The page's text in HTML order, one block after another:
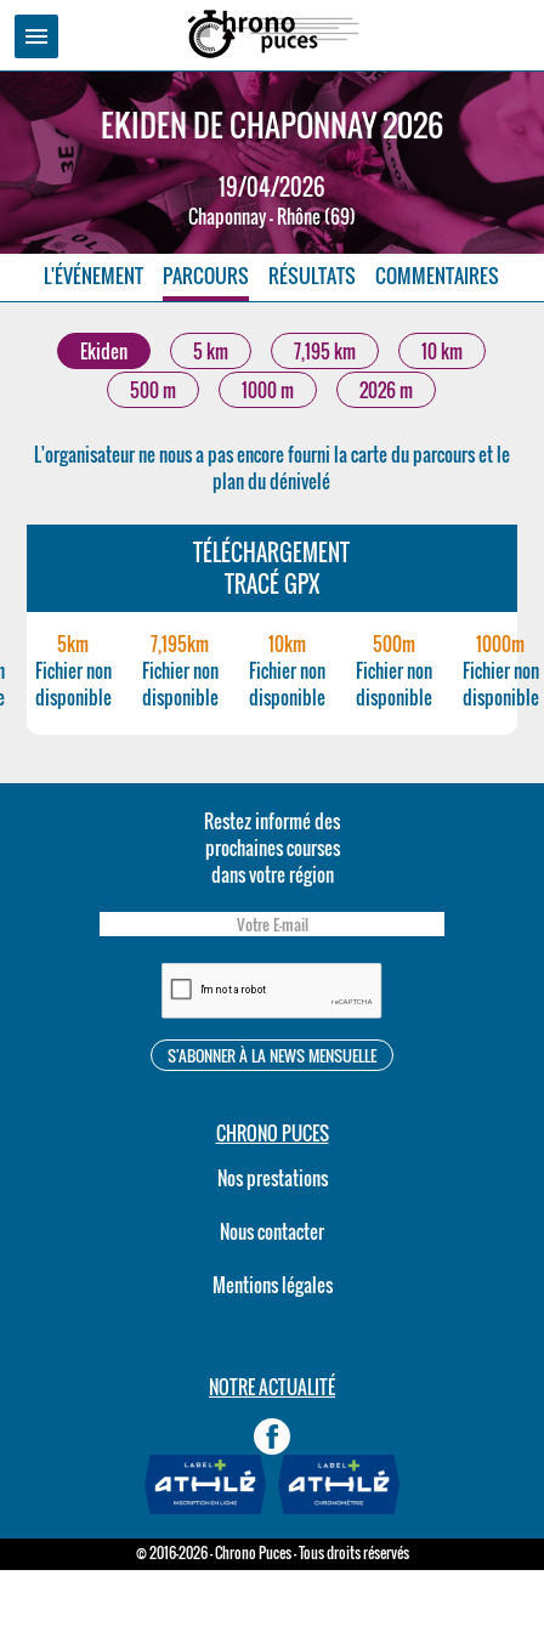
menu
EKIDEN DE CHAPONNAY 2026
19/04/2026
Chaponnay - Rhône (69)
L'ÉVÉNEMENT PARCOURS RÉSULTATS COMMENTAIRES
Ekiden 5 km 7,195 km
10 km
500 m
1000 m 2026 m
L'organisateur ne nous a pas encore fourni la carte du parcours et le
plan du dénivelé
TÉLÉCHARGEMENT
TRACÉ GPX
5km
Fichier non
disponible
7,195km
Fichier non
disponible
10km
Fichier non
disponible
500m
Fichier non
disponible
1000m
Fichier non
disponible
Restez informé des
prochaines courses
dans votre région
CHRONO PUCES
Nos prestations
Nous contacter
Mentions légales
NOTRE ACTUALITÉ
© 2016-2026 - Chrono Puces - Tous droits réservés